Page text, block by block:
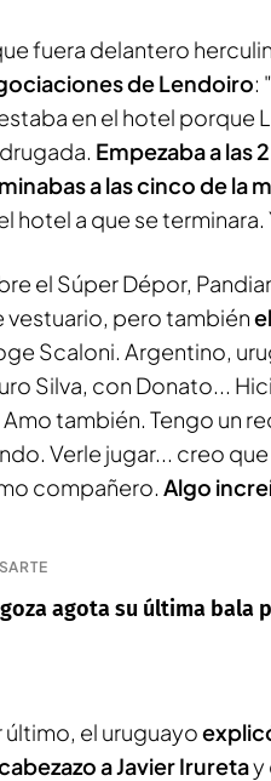
fuera delantero
de Lendoiro:
en el hotel porque
Empezaba a las
a las cinco de la
hotel a que se
el Súper Dépor,
vestuario, pero también
Scaloni. Argentino,
Silva, con Donato...
también. Tengo un
Verle jugar... creo
compañero. Algo
agota su última
último, el uruguayo
a Javier Iruretay